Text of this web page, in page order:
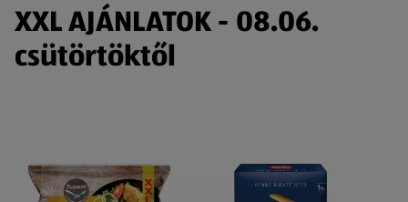
XXL AJÁNLATOK - 08.06.
csütörtöktől